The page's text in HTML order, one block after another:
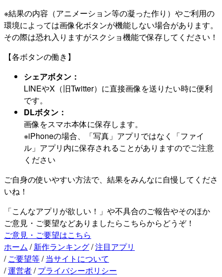
※結果の内容（アニメーション等の凝った作り）やご利用の
環境によっては画像化ボタンが機能しない場合があります。
その際は恐れ入りますがスクショ機能で保存してください！
【各ボタンの働き】
シェアボタン：
LINEやX（旧Twitter）に直接画像を送りたい時に便利
です。
DLボタン：
画像をスマホ本体に保存します。
※iPhoneの場合、「写真」アプリではなく「ファイ
ル」アプリ内に保存されることがありますのでご注意
ください
ご自身の使いやすい方法で、結果をみんなに自慢してくださ
いね！
「こんなアプリが欲しい！」や不具合のご報告やそのほか
ご意見・ご要望などありましたらこちらからどうぞ！
ご意見・ご要望はこちら
ホーム / 新作ランキング/注目アプリ
/ ご要望等/ 当サイトについて
/運営者/ プライバシーポリシー